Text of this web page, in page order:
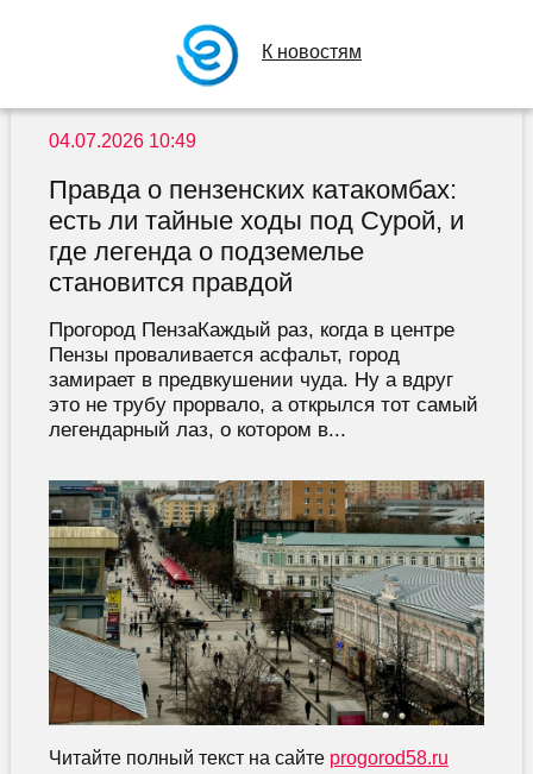
К новостям
04.07.2026 10:49
Правда о пензенских катакомбах:
есть ли тайные ходы под Сурой, и
где легенда о подземелье
становится правдой
Прогород ПензаКаждый раз, когда в центре
Пензы проваливается асфальт, город
замирает в предвкушении чуда. Ну а вдруг
это не трубу прорвало, а открылся тот самый
легендарный лаз, о котором в...
Читайте полный текст на сайте progorod58.ru